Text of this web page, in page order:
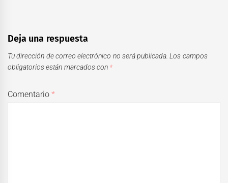
Deja una respuesta
Tu dirección de correo electrónico no será publicada. Los campos
obligatorios están marcados con *
Comentario*